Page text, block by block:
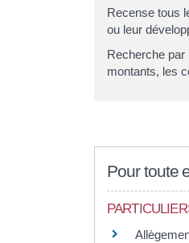
Recense tous
ou leur
Recherche
montants, les
Pour toute